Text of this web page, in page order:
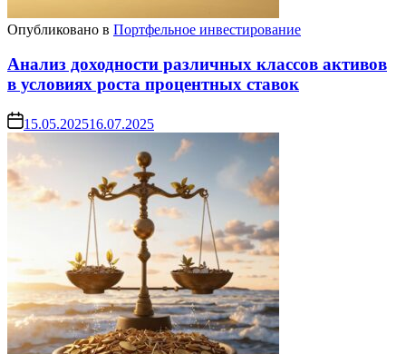
Опубликовано в Портфельное инвестирование
Анализ доходности различных классов активов
в условиях роста процентных ставок
15.05.202516.07.2025